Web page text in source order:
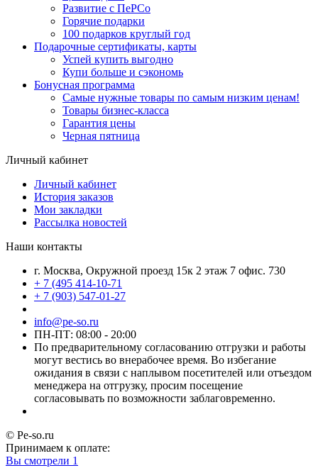
Развитие с ПеРСо
Горячие подарки
100 подарков круглый год
Подарочные сертификаты, карты
Успей купить выгодно
Купи больше и сэкономь
Бонусная программа
Самые нужные товары по самым низким ценам!
Товары бизнес-класса
Гарантия цены
Черная пятница
Личный кабинет
Личный кабинет
История заказов
Мои закладки
Рассылка новостей
Наши контакты
г. Москва, Окружной проезд 15к 2 этаж 7 офис. 730
+ 7 (495 414-10-71
+ 7 (903) 547-01-27
info@pe-so.ru
ПН-ПТ: 08:00 - 20:00
По предварительному согласованию отгрузки и работы
могут вестись во внерабочее время. Во избегание
ожидания в связи с наплывом посетителей или отъездом
менеджера на отгрузку, просим посещение
согласовывать по возможности заблаговременно.
© Pe-so.ru
Принимаем к оплате:
Вы смотрели 1